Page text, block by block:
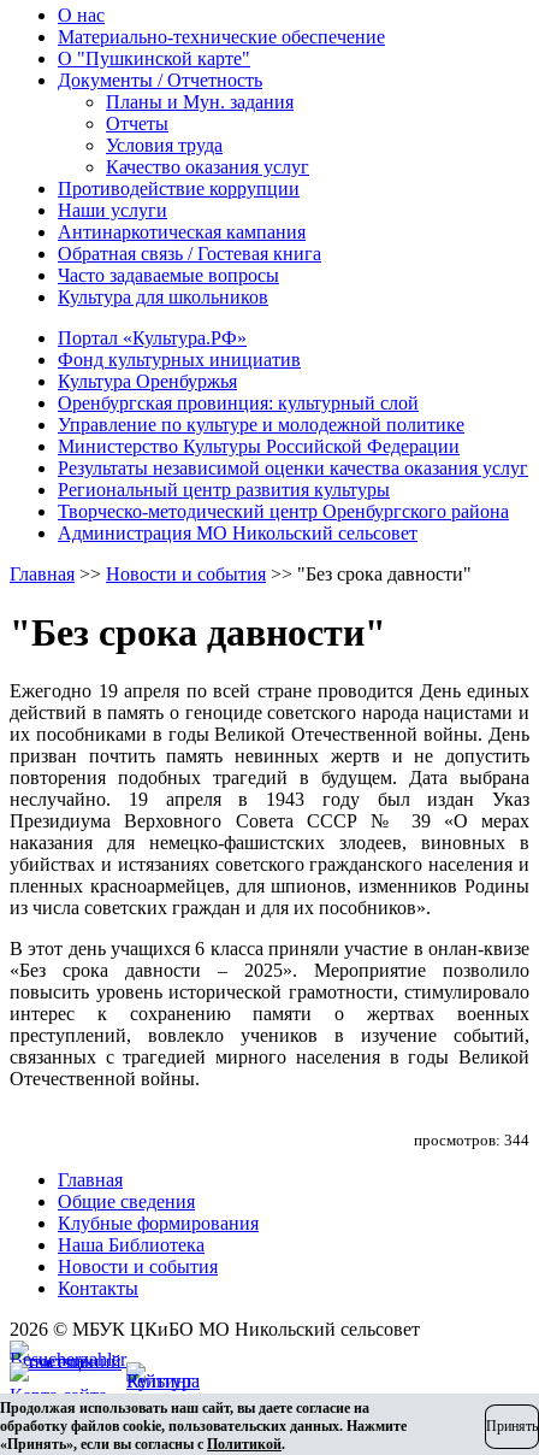
О нас
Материально-технические обеспечение
О "Пушкинской карте"
Документы / Отчетность
Планы и Мун. задания
Отчеты
Условия труда
Качество оказания услуг
Противодействие коррупции
Наши услуги
Антинаркотическая кампания
Обратная связь / Гостевая книга
Часто задаваемые вопросы
Культура для школьников
Портал «Культура.РФ»
Фонд культурных инициатив
Культура Оренбуржья
Оренбургская провинция: культурный слой
Управление по культуре и молодежной политике
Министерство Культуры Российской Федерации
Результаты независимой оценки качества оказания услуг
Региональный центр развития культуры
Творческо-методический центр Оренбургского района
Администрация МО Никольский сельсовет
Главная >> Новости и события >> "Без срока давности"
"Без срока давности"
Ежегодно 19 апреля по всей стране проводится День единых
действий в память о геноциде советского народа нацистами и
их пособниками в годы Великой Отечественной войны. День
призван почтить память невинных жертв и не допустить
повторения подобных трагедий в будущем. Дата выбрана
неслучайно. 19 апреля в 1943 году был издан Указ
Президиума Верховного Совета СССР № 39 «О мерах
наказания для немецко-фашистских злодеев, виновных в
убийствах и истязаниях советского гражданского населения и
пленных красноармейцев, для шпионов, изменников Родины
из числа советских граждан и для их пособников».
В этот день учащихся 6 класса приняли участие в онлан-квизе
«Без срока давности – 2025». Мероприятие позволило
повысить уровень исторической грамотности, стимулировало
интерес к сохранению памяти о жертвах военных
преступлений, вовлекло учеников в изучение событий,
связанных с трагедией мирного населения в годы Великой
Отечественной войны.
просмотров: 344
Главная
Общие сведения
Клубные формирования
Наша Библиотека
Новости и события
Контакты
2026 © МБУК ЦКиБО МО Никольский сельсовет
Карта сайта
Разработка сайта
Продолжая использовать наш сайт, вы даете согласие на
обработку файлов cookie, пользовательских данных. Нажмите
«Принять», если вы согласны с Политикой.
Принять